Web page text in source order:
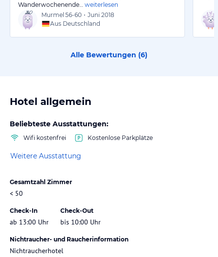
Wanderwochenende…
weiterlesen
Murmel 56-60 • Juni 2018
Aus Deutschland
Alle Bewertungen (6)
Hotel allgemein
Beliebteste Ausstattungen:
Wifi kostenfrei Kostenlose Parkplätze
Weitere Ausstattung
Gesamtzahl Zimmer
< 50
Check-In
ab 13:00 Uhr
Check-Out
bis 10:00 Uhr
Nichtraucher- und Raucherinformation
Nichtraucherhotel